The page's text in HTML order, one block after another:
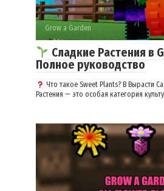
Grow a Garden
Сладкие Растения в
Полное руководство
Что такое Sweet Plants? В Вырасти
Растения — это особая категория